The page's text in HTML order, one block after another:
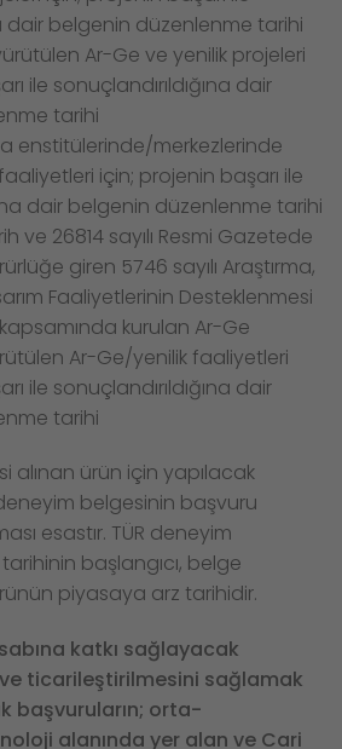
dair belgenin düzenlenme tarihi
Ar-Ge ve yenilik projeleri
ile sonuçlandırıldığına dair
tarihi
enstitülerinde/merkezlerinde
için; projenin başarı ile
dair belgenin düzenlenme tarihi
ve 26814 sayılı Resmi Gazetede
giren 5746 sayılı Araştırma,
Faaliyetlerinin Desteklenmesi
kurulan Ar-Ge
Ar-Ge/yenilik faaliyetleri
ile sonuçlandırıldığına dair
tarihi
alınan ürün için yapılacak
belgesinin başvuru
esastır. TÜR deneyim
başlangıcı, belge
piyasaya arz tarihidir.
katkı sağlayacak
ticarileştirilmesini sağlamak
başvuruların; orta-
alanında yer alan ve Cari